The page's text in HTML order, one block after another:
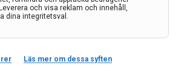
och visa reklam och innehåll,
dina integritetsval.
Läs mer om dessa syften